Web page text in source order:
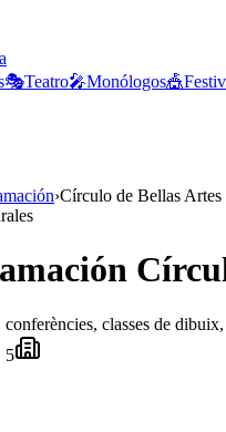
🎭Teatro🎤Monólogos🎪
›Círculo de Bellas Artes
classes de
5